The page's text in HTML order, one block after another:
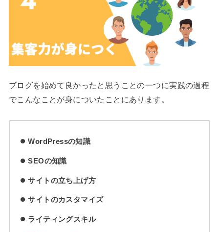
ブログを始めて良かったと思うことの一つに実践の過程
でこんなことが身についたことにあります。
WordPressの知識
SEOの知識
サイトの立ち上げ方
サイトのカスタマイズ
ライティングスキル